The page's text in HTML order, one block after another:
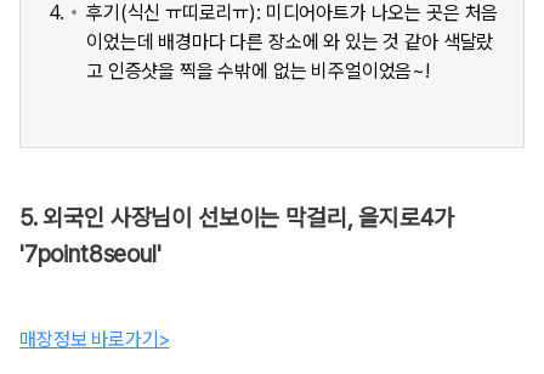
후기(식신 ㅠ띠로리ㅠ): 미디어아트가 나오는 곳은 처음
이었는데 배경마다 다른 장소에 와 있는 것 같아 색달랐
고 인증샷을 찍을 수밖에 없는 비주얼이었음~!
5. 외국인 사장님이 선보이는 막걸리, 을지로4가
'7point8seoul'
매장정보 바로가기>